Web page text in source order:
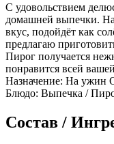
С удовольствием
домашней выпечки.
вкус, подойдёт как
предлагаю
Пирог получается
понравится всей
Назначение: На ужин
Блюдо: Выпечка /
Состав /